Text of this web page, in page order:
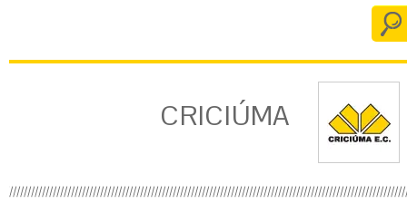
CRICIÚMA